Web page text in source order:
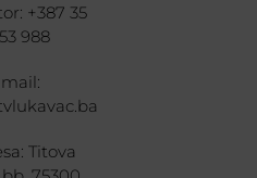
+387 35
988
mail:
Titova